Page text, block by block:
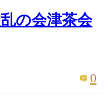
の会津茶会
0